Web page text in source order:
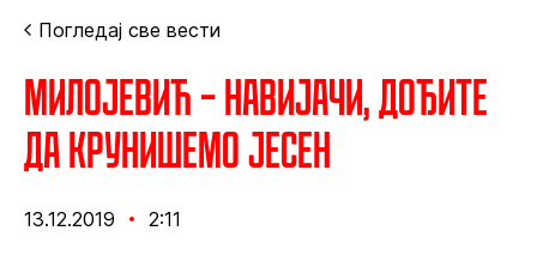
Погледај све вести
Милојевић – Навијачи, дођите
да крунишемо јесен
13.12.2019 2:11